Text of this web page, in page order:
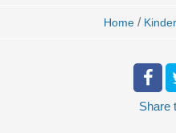
Home /
Share